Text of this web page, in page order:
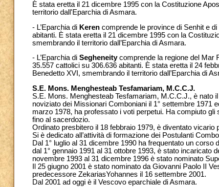
È stata eretta il 21 dicembre 1995 con la Costituzione
territorio dall'Eparchia di Asmara.
- L’Eparchia di Keren comprende le province di Senhit e
abitanti. È stata eretta il 21 dicembre 1995 con la
smembrando il territorio dall’Eparchia di Asmara.
- L’Eparchia di Segheneitycomprende la regione del Mar
35.557 cattolici su 306.636 abitanti. È stata eretta il 24
Benedetto XVI, smembrando il territorio dall’Eparchia di
S.E. Mons. Menghesteab Tesfamariam, M.C.C.J.
S.E. Mons. Menghesteab Tesfamariam, M.C.C.J., è nato
noviziato dei Missionari Comboniani il 1° settembre 1971
marzo 1978, ha professato i voti perpetui. Ha compiuto
fino al sacerdozio.
Ordinato presbitero il 18 febbraio 1979, è diventato
Si è dedicato all’attività di formazione dei Postulanti
Dal 1° luglio al 31 dicembre 1990 ha frequentato un
dal 1° gennaio 1991 al 31 ottobre 1993, è stato incaricato
novembre 1993 al 31 dicembre 1996 è stato nominato
Il 25 giugno 2001 è stato nominato da Giovanni Paolo II
predecessore ZekariasYohannes il 16 settembre 2001.
Dal 2001 ad oggi è il Vescovo eparchiale di Asmara.